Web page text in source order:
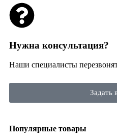
Нужна консультация?
Наши специалисты
Задать
Популярные товары